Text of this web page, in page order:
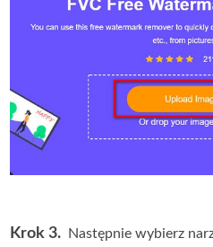
Krok 3.
Następnie wybierz